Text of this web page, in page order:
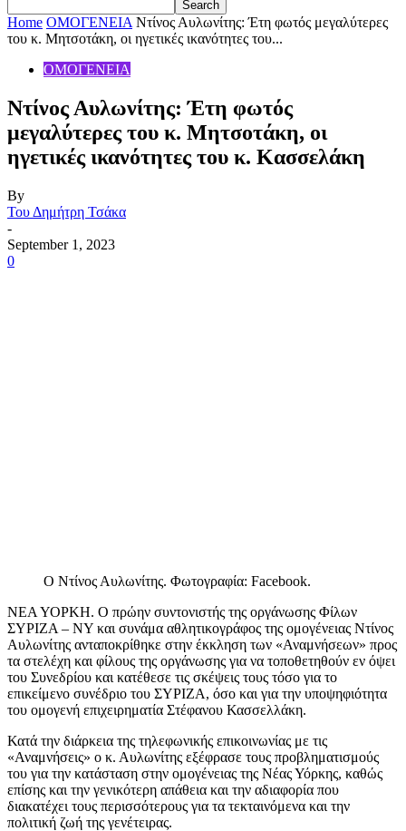
Home ΟΜΟΓΕΝΕΙΑ Ντίνος Αυλωνίτης: Έτη φωτός μεγαλύτερες
του κ. Μητσοτάκη, οι ηγετικές ικανότητες του...
ΟΜΟΓΕΝΕΙΑ
Ντίνος Αυλωνίτης: Έτη φωτός
μεγαλύτερες του κ. Μητσοτάκη, οι
ηγετικές ικανότητες του κ. Κασσελάκη
By
Του Δημήτρη Τσάκα
-
September 1, 2023
0
Ο Ντίνος Αυλωνίτης. Φωτογραφία: Facebook.
ΝΕΑ ΥΟΡΚΗ. Ο πρώην συντονιστής της οργάνωσης Φίλων
ΣΥΡΙΖΑ – ΝΥ και συνάμα αθλητικογράφος της ομογένειας Ντίνος
Αυλωνίτης ανταποκρίθηκε στην έκκληση των «Αναμνήσεων» προς
τα στελέχη και φίλους της οργάνωσης για να τοποθετηθούν εν όψει
του Συνεδρίου και κατέθεσε τις σκέψεις τους τόσο για το
επικείμενο συνέδριο του ΣΥΡΙΖΑ, όσο και για την υποψηφιότητα
του ομογενή επιχειρηματία Στέφανου Κασσελλάκη.
Κατά την διάρκεια της τηλεφωνικής επικοινωνίας με τις
«Αναμνήσεις» ο κ. Αυλωνίτης εξέφρασε τους προβληματισμούς
του για την κατάσταση στην ομογένειας της Νέας Υόρκης, καθώς
επίσης και την γενικότερη απάθεια και την αδιαφορία που
διακατέχει τους περισσότερους για τα τεκταινόμενα και την
πολιτική ζωή της γενέτειρας.